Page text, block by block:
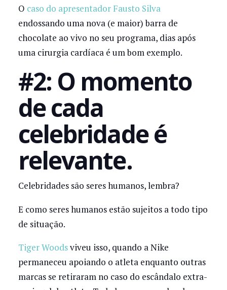
O caso do apresentador Fausto Silva
endossando uma nova (e maior) barra de
chocolate ao vivo no seu programa, dias após
uma cirurgia cardíaca é um bom exemplo.
#2: O momento
de cada
celebridade é
relevante.
Celebridades são seres humanos, lembra?
E como seres humanos estão sujeitos a todo tipo
de situação.
Tiger Woodsviveu isso, quando a Nike
permaneceu apoiando o atleta enquanto outras
marcas se retiraram no caso do escândalo extra-